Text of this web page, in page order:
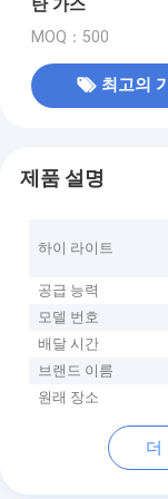
탄 가스
MOQ：500
최고의
제품 설명
하이 라이트
공급 능력
모델 번호
배달 시간
브랜드 이름
원래 장소
더